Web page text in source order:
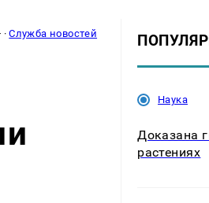
·Служба новостей
Наука
Доказана
растениях